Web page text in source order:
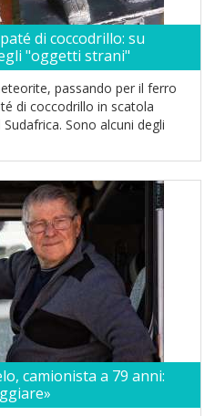
di coccodrillo: su
"oggetti strani"
passando per il ferro
di coccodrillo in scatola
Sono alcuni degli
camionista a 79 anni: